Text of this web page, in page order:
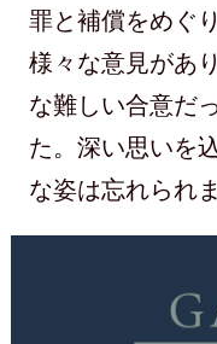
罪と補償をめぐ
様々な意見があ
な難しい合意だ
た。深い思いを
な姿は忘れられ